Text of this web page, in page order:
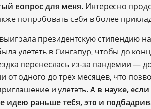
вопрос для меня. Интересно
попробовать себя в более
президентскую стипендию
улететь в Сингапур, чтобы до
перенеслась из-за пандемии —
от одного до трех месяцев, что
и улететь. А в науке,
идею раньше тебя, это и